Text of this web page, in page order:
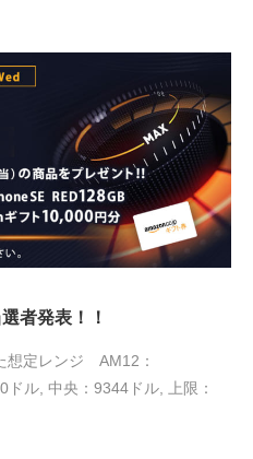
者発表！！
想定レンジ AM12：
ル, 中央：9344ドル, 上限：